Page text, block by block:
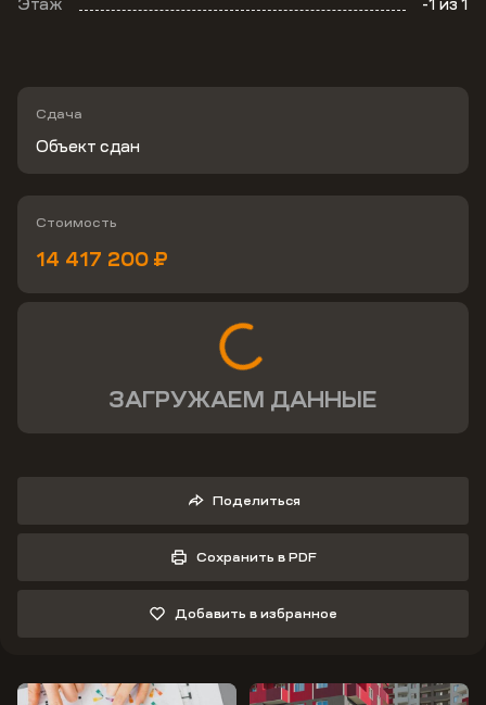
Сдача
Объект сдан
Стоимость
14 417 200 ₽
ЗАГРУЖАЕМ ДАННЫЕ
Поделиться
Сохранить в PDF
Добавить в избранное